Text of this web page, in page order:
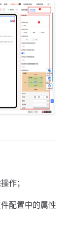
作；
配置中的属性